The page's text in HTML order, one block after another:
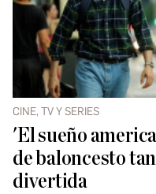
CINE, TV Y SERIES
'El sueño
de baloncesto
divertida